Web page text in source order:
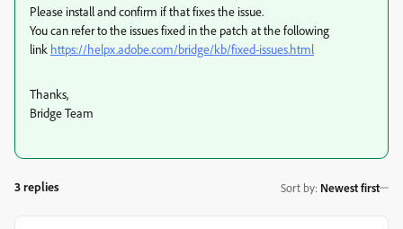
Please install and confirm if that fixes the issue.
You can refer to the issues fixed in the patch at the following
link https://helpx.adobe.com/bridge/kb/fixed-issues.html
Thanks,
Bridge Team
3 replies Sort by: Newest first